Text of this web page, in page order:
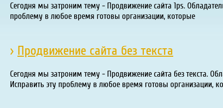
Сегодня мы затроним тему - Продвижение сайта 1ps.
проблему в любое время готовы организации, которые
› Продвижение сайта без текста
Сегодня мы затроним тему - Продвижение сайта без текста.
Исправить эту проблему в любое время готовы организации,